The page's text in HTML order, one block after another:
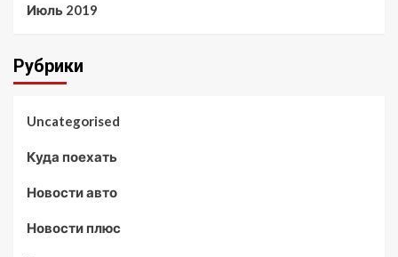
Июль 2019
Рубрики
Uncategorised
Куда поехать
Новости авто
Новости плюс